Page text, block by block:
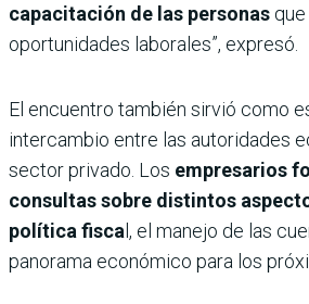
capacitación de las personas
oportunidades laborales”, expresó.
El encuentro también sirvió como
intercambio entre las autoridades
sector privado. Los empresarios
consultas sobre distintos
política fiscal, el manejo de las
panorama económico para los